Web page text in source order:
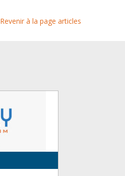
Revenir à la page articles